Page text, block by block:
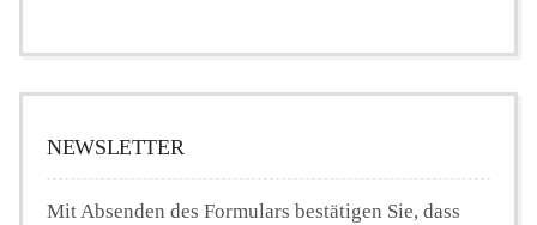
NEWSLETTER
Mit Absenden des Formulars bestätigen Sie, dass